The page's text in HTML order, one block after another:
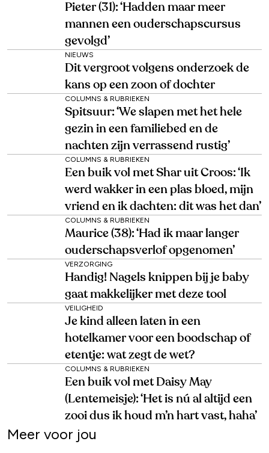
Pieter (31): ‘Hadden maar meer
mannen een ouderschapscursus
gevolgd’
NIEUWS
Dit vergroot volgens onderzoek de
kans op een zoon of dochter
COLUMNS & RUBRIEKEN
Spitsuur: ‘We slapen met het hele
gezin in een familiebed en de
nachten zijn verrassend rustig’
COLUMNS & RUBRIEKEN
Een buik vol met Shar uit Croos: ‘Ik
werd wakker in een plas bloed, mijn
vriend en ik dachten: dit was het dan’
COLUMNS & RUBRIEKEN
Maurice (38): ‘Had ik maar langer
ouderschapsverlof opgenomen’
VERZORGING
Handig! Nagels knippen bij je baby
gaat makkelijker met deze tool
VEILIGHEID
Je kind alleen laten in een
hotelkamer voor een boodschap of
etentje: wat zegt de wet?
COLUMNS & RUBRIEKEN
Een buik vol met Daisy May
(Lentemeisje): ‘Het is nú al altijd een
zooi dus ik houd m’n hart vast, haha’
Meer voor jou